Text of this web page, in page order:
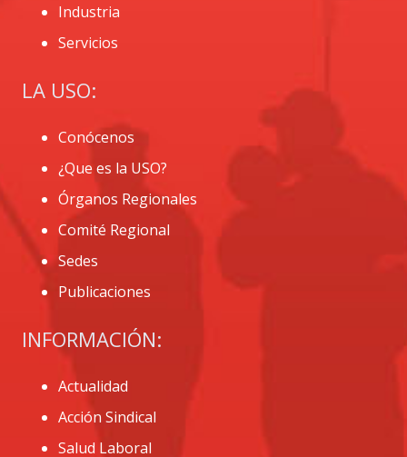
Industria
Servicios
LA USO:
Conócenos
¿Que es la USO?
Órganos Regionales
Comité Regional
Sedes
Publicaciones
INFORMACIÓN:
Actualidad
Acción Sindical
Salud Laboral